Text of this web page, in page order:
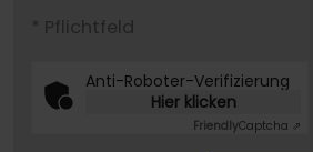
* Pflichtfeld
Anti-Roboter-Verifizierung
Hier klicken
FriendlyCaptcha ⇗